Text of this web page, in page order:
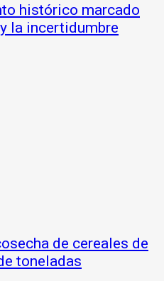
histórico marcado
la incertidumbre
de cereales de
toneladas